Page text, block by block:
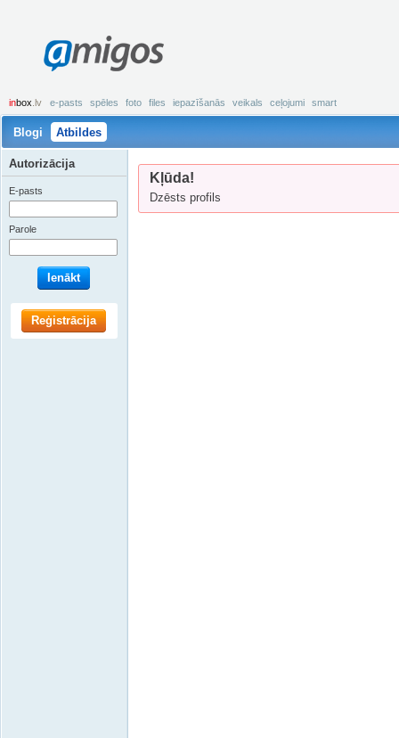
amigos
inbox .lv e-pasts spēles foto files iepazīšanās veikals ceļojumi smart
Blogi Atbildes
Kļūda!
Dzēsts profils
Autorizācija
E-pasts
Parole
Ienākt
Reģistrācija